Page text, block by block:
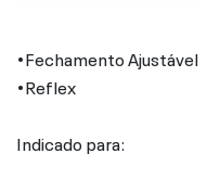
•Fechamento Ajustável
•Reflex
Indicado para: